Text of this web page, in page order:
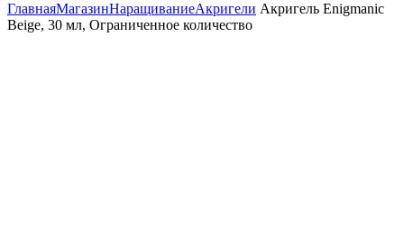
ГлавнаяМагазинНаращиваниеАкригели Акригель Enigmanic
Beige, 30 мл, Ограниченное количество